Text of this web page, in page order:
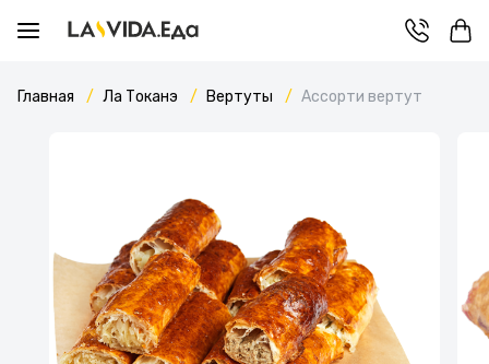
Главная Ла Токанэ Вертуты Ассорти вертут